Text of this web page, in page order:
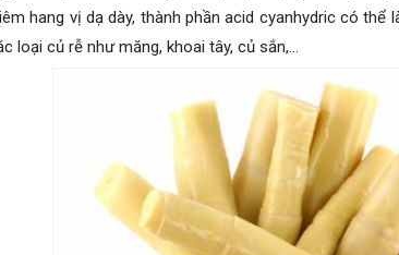
hang vị dạ dày, thành phần acid cyanhydric có
loại củ rễ như măng, khoai tây, củ sắn,…